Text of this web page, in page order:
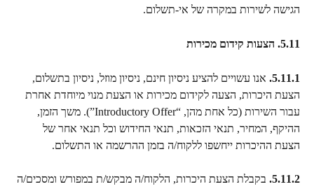
הגישה לשירות במקרה של אי-תשלום.
5.11. הצעות קידום מכירות
5.11.1. אנו עשויים להציע ניסיון חינם, ניסיון מוזל, ניסיון בתשלום,
הצעת היכרות, הצעה לקידום מכירות או הצעת מנוי מיוחדת אחרת
עבור השירות (כל אחת מהן, “Introductory Offer”). משך הזמן,
ההיקף, המחיר, תנאי הזכאות, תנאי החידוש וכל תנאי אחר של
הצעת ההיכרות ייחשפו ללקוח/ה בזמן ההרשמה או התשלום.
5.11.2. בקבלת הצעת היכרות, הלקוח/ה מבקש/ת במפורש ומסכים/ה